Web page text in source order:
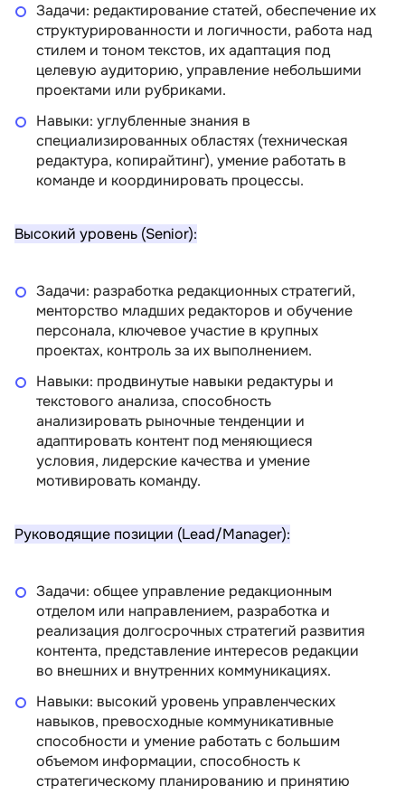
Задачи: редактирование статей, обеспечение их
структурированности и логичности, работа над
стилем и тоном текстов, их адаптация под
целевую аудиторию, управление небольшими
проектами или рубриками.
Навыки: углубленные знания в
специализированных областях (техническая
редактура, копирайтинг), умение работать в
команде и координировать процессы.
Высокий уровень (Senior):
Задачи: разработка редакционных стратегий,
менторство младших редакторов и обучение
персонала, ключевое участие в крупных
проектах, контроль за их выполнением.
Навыки: продвинутые навыки редактуры и
текстового анализа, способность
анализировать рыночные тенденции и
адаптировать контент под меняющиеся
условия, лидерские качества и умение
мотивировать команду.
Руководящие позиции (Lead/Manager):
Задачи: общее управление редакционным
отделом или направлением, разработка и
реализация долгосрочных стратегий развития
контента, представление интересов редакции
во внешних и внутренних коммуникациях.
Навыки: высокий уровень управленческих
навыков, превосходные коммуникативные
способности и умение работать с большим
объемом информации, способность к
стратегическому планированию и принятию